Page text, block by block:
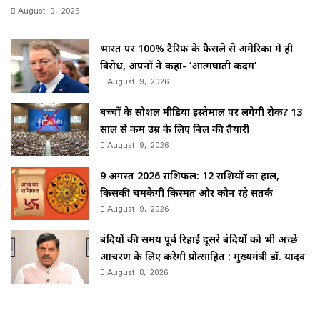
August 9, 2026
भारत पर 100% टैरिफ के फैसले से अमेरिका में ही
विरोध, अपनों ने कहा- ‘आत्मघाती कदम’
August 9, 2026
बच्चों के सोशल मीडिया इस्तेमाल पर लगेगी रोक? 13
साल से कम उम्र के लिए बिल की तैयारी
August 9, 2026
9 अगस्त 2026 राशिफल: 12 राशियों का हाल,
किसकी चमकेगी किस्मत और कौन रहे सतर्क
August 9, 2026
बंदियों की समय पूर्व रिहाई दूसरे बंदियों को भी अच्छे
आचरण के लिए करेगी प्रोत्साहित : मुख्यमंत्री डॉ. यादव
August 8, 2026